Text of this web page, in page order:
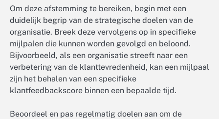
Om deze afstemming te bereiken, begin met een
duidelijk begrip van de strategische doelen van de
organisatie. Breek deze vervolgens op in specifieke
mijlpalen die kunnen worden gevolgd en beloond.
Bijvoorbeeld, als een organisatie streeft naar een
verbetering van de klanttevredenheid, kan een mijlpaal
zijn het behalen van een specifieke
klantfeedbackscore binnen een bepaalde tijd.
Beoordeel en pas regelmatig doelen aan om de